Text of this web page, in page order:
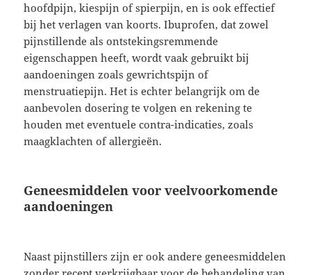
hoofdpijn, kiespijn of spierpijn, en is ook effectief
bij het verlagen van koorts. Ibuprofen, dat zowel
pijnstillende als ontstekingsremmende
eigenschappen heeft, wordt vaak gebruikt bij
aandoeningen zoals gewrichtspijn of
menstruatiepijn. Het is echter belangrijk om de
aanbevolen dosering te volgen en rekening te
houden met eventuele contra-indicaties, zoals
maagklachten of allergieën.
Geneesmiddelen voor veelvoorkomende
aandoeningen
Naast pijnstillers zijn er ook andere geneesmiddelen